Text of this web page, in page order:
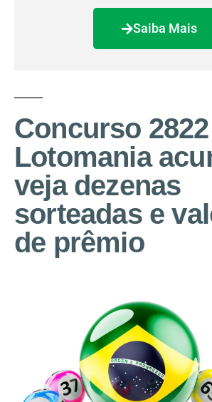
Saiba Mais
Concurso
Lotomania
veja dezenas
sorteadas e
de prêmio